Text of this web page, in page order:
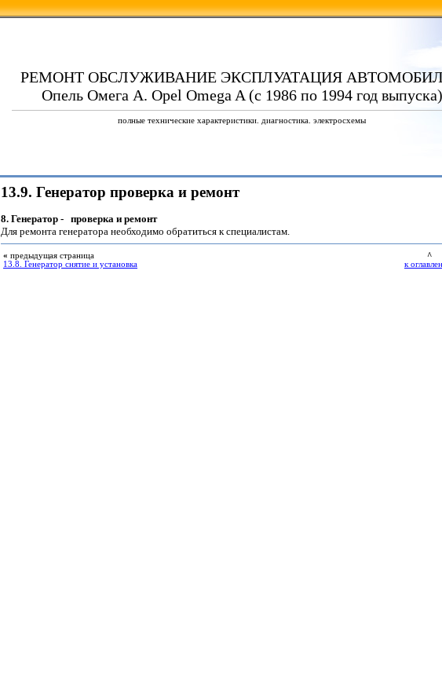
РЕМОНТ ОБСЛУЖИВАНИЕ ЭКСПЛУАТАЦИЯ
Опель Омега А. Opel Omega A (с 1986 по 1994 год выпуска)
полные технические характеристики. диагностика. электросхемы
13.9. Генератор проверка и ремонт
8. Генератор - проверка и ремонт
Для ремонта генератора необходимо обратиться к специалистам.
« предыдущая страница
13.8. Генератор снятие и установка
^
к